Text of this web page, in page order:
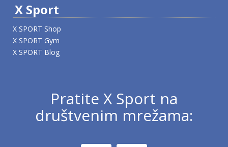
X Sport
X SPORT Shop
X SPORT Gym
X SPORT Blog
Pratite X Sport na
društvenim mrežama: